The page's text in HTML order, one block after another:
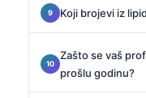
Koji brojevi iz
Zašto se vaš
prošlu godinu?